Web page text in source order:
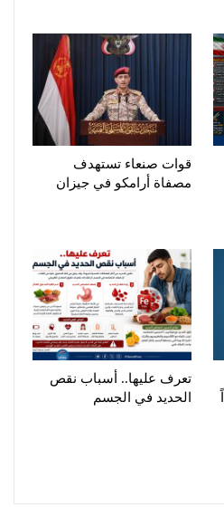
قوات صنعاء تستهدف
مصفاة أرامكو في جيزان
تعرف عليها.. أسباب نقص
الحديد في الجسم